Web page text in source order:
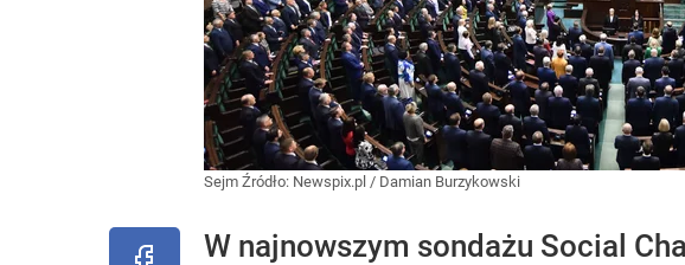
Sejm Źródło: Newspix.pl / Damian Burzykowski
W najnowszym sondażu Social